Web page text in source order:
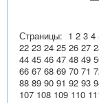
Страницы: 1 2 3 4
22 23 24 25 26 27
44 45 46 47 48 49
66 67 68 69 70 71
88 89 90 91 92 93
107 108 109 110